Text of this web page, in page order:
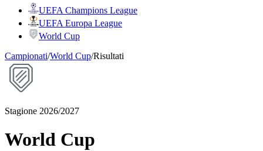
UEFA Champions League
UEFA Europa League
World Cup
Campionati/World Cup/Risultati
Stagione 2026/2027
World Cup